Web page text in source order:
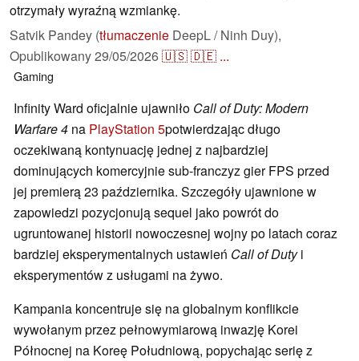
otrzymały wyraźną wzmiankę.
Satvik Pandey (tłumaczenie DeepL / Ninh Duy),
Opublikowany29/05/2026🇺🇸🇩🇪 ...
Gaming
Infinity Ward oficjalnie ujawniło Call of Duty: Modern
Warfare 4 na PlayStation 5potwierdzając długo
oczekiwaną kontynuację jednej z najbardziej
dominujących komercyjnie sub-franczyz gier FPS przed
jej premierą 23 października. Szczegóły ujawnione w
zapowiedzi pozycjonują sequel jako powrót do
ugruntowanej historii nowoczesnej wojny po latach coraz
bardziej eksperymentalnych ustawień Call of Dutyi
eksperymentów z usługami na żywo.
Kampania koncentruje się na globalnym konflikcie
wywołanym przez pełnowymiarową inwazję Korei
Północnej na Koreę Południową, popychając serię z